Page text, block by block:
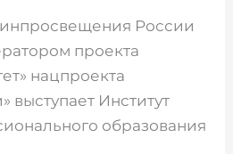
России
проекта
нацпроекта
выступает Институт
образования